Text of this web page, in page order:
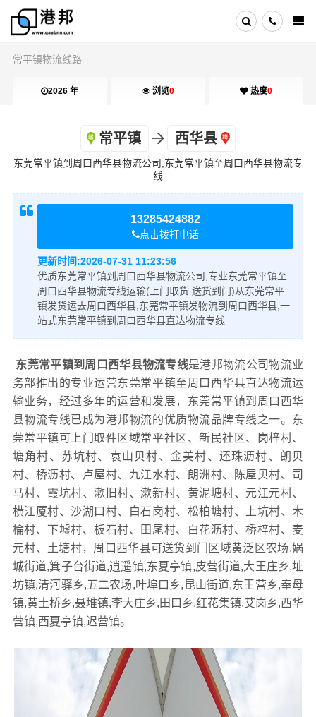
常平镇物流线路
2026 年 浏览0 热度0
常平镇 西华县
东莞常平镇到周口西华县物流公司,东莞常平镇至周口西华县物流专
线
13285424882
点击拨打电话
更新时间:2026-07-31 11:23:56
优质东莞常平镇到周口西华县物流公司,专业东莞常平镇至
周口西华县物流专线运输(上门取货 送货到门)从东莞常平
镇发货运去周口西华县,东莞常平镇发物流到周口西华县,一
站式东莞常平镇到周口西华县直达物流专线
东莞常平镇到周口西华县物流专线是港邦物流公司物流业
务部推出的专业运营东莞常平镇至周口西华县直达物流运
输业务，经过多年的运营和发展，东莞常平镇到周口西华
县物流专线已成为港邦物流的优质物流品牌专线之一。东
莞常平镇可上门取件区域常平社区、新民社区、岗梓村、
塘角村、苏坑村、袁山贝村、金美村、还珠沥村、朗贝
村、桥沥村、卢屋村、九江水村、朗洲村、陈屋贝村、司
马村、霞坑村、漱旧村、漱新村、黄泥塘村、元江元村、
横江厦村、沙湖口村、白石岗村、松柏塘村、上坑村、木
棆村、下墟村、板石村、田尾村、白花沥村、桥梓村、麦
元村、土塘村，周口西华县可送货到门区域黄泛区农场,娲
城街道,箕子台街道,逍遥镇,东夏亭镇,皮营街道,大王庄乡,址
坊镇,清河驿乡,五二农场,叶埠口乡,昆山街道,东王营乡,奉母
镇,黄土桥乡,聂堆镇,李大庄乡,田口乡,红花集镇,艾岗乡,西华
营镇,西夏亭镇,迟营镇。